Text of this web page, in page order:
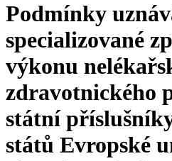
Podmínky
specializované
výkonu
zdravotnického
státní
států Evropské